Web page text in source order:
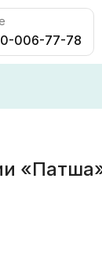
006-77-78